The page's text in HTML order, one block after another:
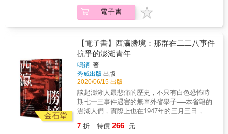
郵電工人是受到地下黨員煽動蠱惑，才會「參
加叛亂組織」，然而，事情的真相究竟是什
麼？台灣的郵電工人為何會在二二八事件後仍
地下黨扯上關係？這個幾乎被遺忘的工潮，又
可以為今日的轉型正義和工人運動帶來什麼樣
的省思？ & 本書透過梳理第一手史料、訪談多
位郵電案受難者，以及重現當年郵電工人創辦
的刊物《野草》，深度描繪、再現戰後台灣勞
工和底層民眾的苦悶和不滿，乃至紛紛投入抗
爭的激情年代。對於重建台灣白色恐怖真相，
反思轉型正義的當代意涵，都具有非凡的意
錯」案？二二八事件後再也沒有大規模的工人
選」，她停留了下來。她意識到群眾的力量，
也看到清楚的民主訴求，但更想知道的是，那
他們究竟身處一個什麼樣的時代？面臨什麼樣
的困境？想改變的又是什麼？ 歷史在我們體
內隨著血液浮沉，先烈留下的血印在前方引
路。十年來她潛入歷史，找尋二二八時人人躍
起，在白色恐怖黑幕降臨前，曾經有過的民主
響動，激烈、熱情、鋪天蓋地。而統治者長年
以光復之姿斷開的日本時代，對二二八世代而
言，是同一本未撕完的日曆，沒有一天斷開
過。兩種語言、兩種國旗、兩種身分認同，在
身分轉換的瞬間，政權的暴力如何加諸於他們
電子書
金石堂
【電子書】西瀛勝境：那群在二二八事件
抗爭的澎湖青年
鳴鏑 著
秀威出版 出版
2020/06/15 出版
談起澎湖人最悲痛的歷史，不只有白色恐怖時
期七一三事件遇害的無辜外省學子──本省籍的
澎湖人們，實際上也在1947年的三月三日，團
草繩阻擋了軍隊運載武器赴台的船隻，保護了
7 折 特價 266 元